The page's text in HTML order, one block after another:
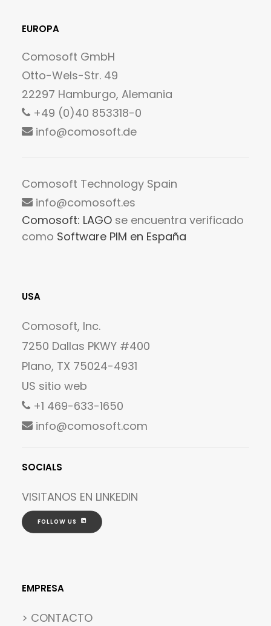
EUROPA
Comosoft GmbH
Otto-Wels-Str. 49
22297 Hamburgo, Alemania
+49 (0)40 853318-0
info@comosoft.de
Comosoft Technology Spain
info@comosoft.es
Comosoft: LAGO se encuentra verificado
como Software PIM en España
USA
Comosoft, Inc.
7250 Dallas PKWY #400
Plano, TX 75024-4931
US sitio web
+1 469-633-1650
info@comosoft.com
SOCIALS
VISITANOS EN LINKEDIN
FOLLOW US
EMPRESA
> CONTACTO